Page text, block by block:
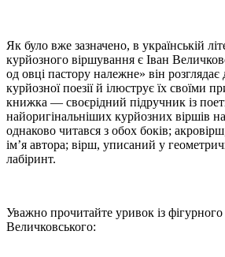
Як було вже зазначено, в українській
курйозного віршування є Іван
од овці пастору належне» він розглядає
курйозної поезії й ілюструє їх своїми
книжка — своєрідний підручник із
найоригінальніших курйозних віршів
однаково читався з обох боків;
ім’я автора; вірш, уписаний у
лабіринт.
Уважно прочитайте уривок із фігурного
Величковського: